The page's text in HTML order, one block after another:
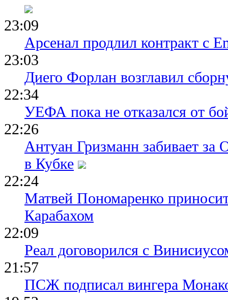
23:09
Арсенал продлил контракт с
23:03
Диего Форлан возглавил
22:34
УЕФА пока не отказался от
22:26
Антуан Гризманн забивает за
в Кубке
22:24
Матвей Пономаренко
Карабахом
22:09
Реал договорился с
21:57
ПСЖ подписал вингера